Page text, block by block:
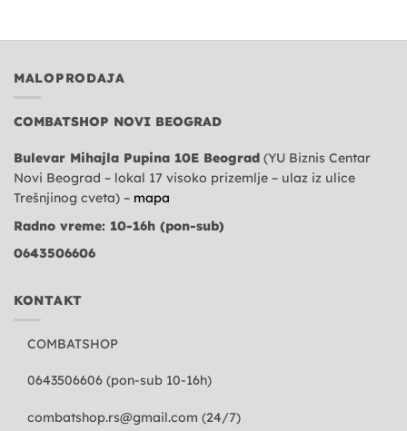
MALOPRODAJA
COMBATSHOP NOVI BEOGRAD
Bulevar Mihajla Pupina 10E Beograd (YU Biznis Centar
Novi Beograd – lokal 17 visoko prizemlje – ulaz iz ulice
Trešnjinog cveta) – mapa
Radno vreme: 10-16h (pon-sub)
0643506606
KONTAKT
COMBATSHOP
0643506606 (pon-sub 10-16h)
combatshop.rs@gmail.com (24/7)